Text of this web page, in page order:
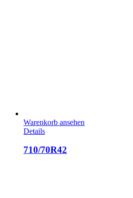
Warenkorb ansehen
Details
710/70R42